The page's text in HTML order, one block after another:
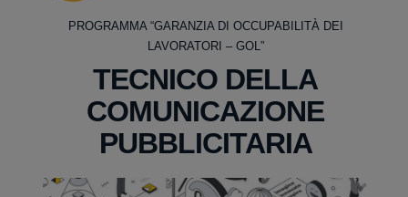
PROGRAMMA “GARANZIA DI OCCUPABILITÀ DEI
LAVORATORI – GOL”
TECNICO DELLA
COMUNICAZIONE
PUBBLICITARIA